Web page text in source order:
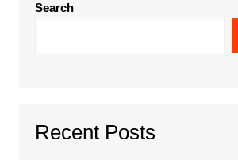
Search
Recent Posts